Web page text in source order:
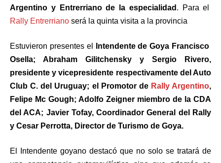
Argentino y Entrerriano de la especialidad . Para el
Rally Entrerriano será la quinta visita a la provincia
Estuvieron presentes el
Intendente de Goya Francisco
Osella; Abraham Gilitchensky y Sergio Rivero,
presidente y vicepresidente respectivamente del Auto
Club C. del Uruguay; el Promotor de Rally Argentino,
Felipe Mc Gough; Adolfo Zeigner miembro de la CDA
del ACA; Javier Tofay, Coordinador General del Rally
y Cesar Perrotta, Director de Turismo de Goya.
El Intendente goyano destacó que no solo se tratará de